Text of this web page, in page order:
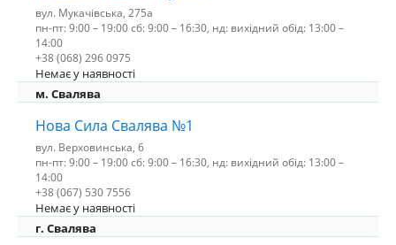
вул. Мукачівська, 275а
пн-пт: 9:00 – 19:00 сб: 9:00 – 16:30, нд: вихідний обід: 13:00 –
14:00
+38 (068) 296 0975
Немає у наявності
м. Свалява
Нова Сила Свалява №1
вул. Верховинська, 6
пн-пт: 9:00 – 19:00 сб: 9:00 – 16:30, нд: вихідний обід: 13:00 –
14:00
+38 (067) 530 7556
Немає у наявності
г. Свалява